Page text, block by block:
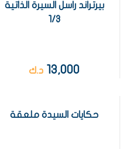
بيرتراند راسل السيرة الذاتية
1/3
13,000 د.ك
حكايات السيدة ملعقة